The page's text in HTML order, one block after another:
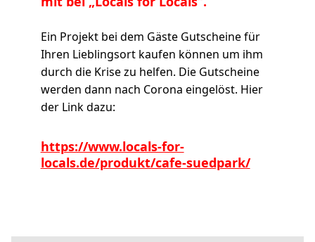
Ein Projekt bei dem Gäste Gutscheine für
Ihren Lieblingsort kaufen können um ihm
durch die Krise zu helfen. Die Gutscheine
werden dann nach Corona eingelöst. Hier
der Link dazu:
https://www.locals-for-
locals.de/produkt/cafe-suedpark/